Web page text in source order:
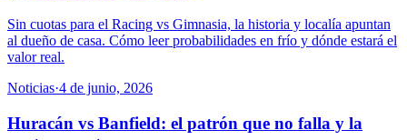
Sin cuotas para el Racing vs Gimnasia, la historia y localía apuntan
al dueño de casa. Cómo leer probabilidades en frío y dónde estará el
valor real.
Noticias·4 de junio, 2026
Huracán vs Banfield: el patrón que no falla y la